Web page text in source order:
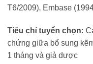
T6/2009), Embase
Tiêu chí tuyển chọn:
chứng giữa bổ sung
1 tháng và giả dược